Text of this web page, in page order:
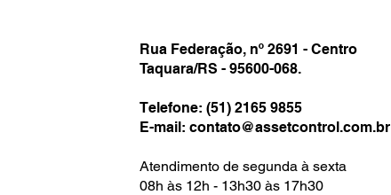
Rua Federação, nº 2691 - Centro
Taquara/RS - 95600-068.
Telefone: (51) 2165 9855
E-mail: contato@assetcontrol.com.br
Atendimento de segunda à sexta
08h às 12h - 13h30 às 17h30